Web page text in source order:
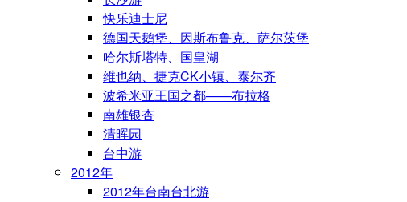
快乐迪士尼
德国天鹅堡、因斯布鲁克、萨尔茨堡
哈尔斯塔特、国皇湖
维也纳、捷克CK小镇、泰尔齐
波希米亚王国之都——布拉格
南雄银杏
清晖园
台中游
2012年
2012年台南台北游